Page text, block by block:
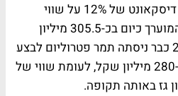
מדובר ב-268 מיליון שקל, דיסקאונט של 12% על שווי
ההחזקה של אלון במאגר המוערך כיום בכ-305.5 מיליון
שקל. צריך לזכור שב-2019 כבר ניסתה תמר פטרוליום לבצע
את המהלך לפי שווי של כ-280 מיליון שקל, לעומת שווי של